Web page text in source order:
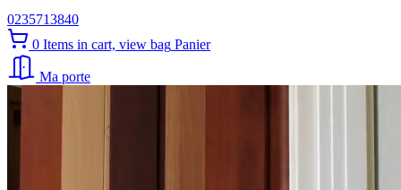
0235713840
0 Items in cart, view bag Panier
Ma porte